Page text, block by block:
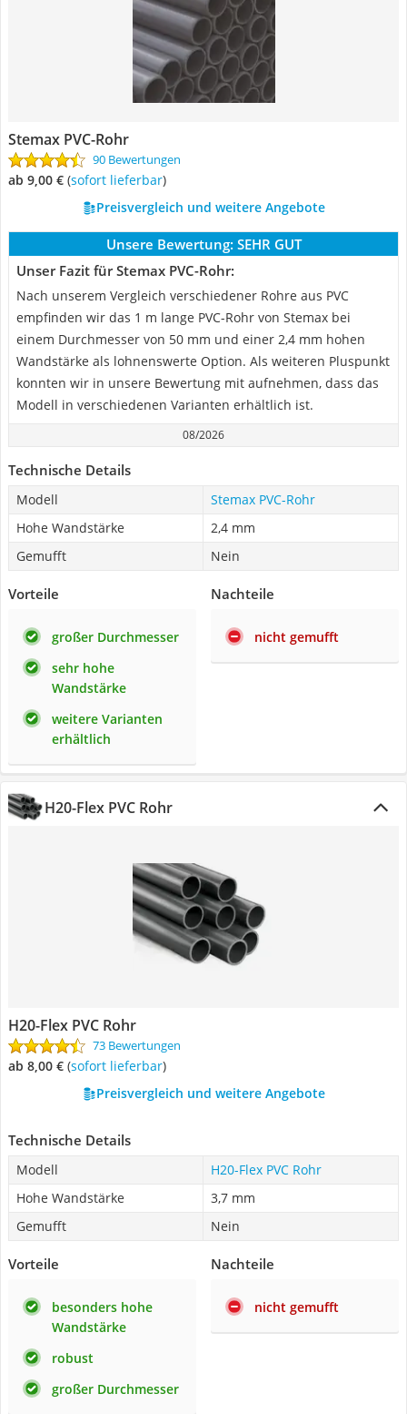
Stemax PVC-Rohr
90 Bewertungen
ab 9,00 € ( Sofort lieferbar)
Preisvergleich und weitere Angebote
Unsere Bewertung: SEHR GUT
Unser Fazit für Stemax PVC-Rohr:
Nach unserem Vergleich verschiedener Rohre aus PVC
empfinden wir das 1 m lange PVC-Rohr von Stemax bei
einem Durchmesser von 50 mm und einer 2,4 mm hohen
Wandstärke als lohnenswerte Option. Als weiteren Pluspunkt
konnten wir in unsere Bewertung mit aufnehmen, dass das
Modell in verschiedenen Varianten erhältlich ist.
08/2026
Technische Details
Modell
Stemax PVC-Rohr
Hohe Wandstärke
2,4 mm
Gemufft
Nein
Vorteile
großer Durchmesser
sehr hohe
Wandstärke
weitere Varianten
erhältlich
Nachteile
nicht gemufft
H20-Flex PVC Rohr
H20-Flex PVC Rohr
73 Bewertungen
ab 8,00 € ( Sofort lieferbar)
Preisvergleich und weitere Angebote
Technische Details
Modell
H20-Flex PVC Rohr
Hohe Wandstärke
3,7 mm
Gemufft
Nein
Vorteile
besonders hohe
Wandstärke
robust
großer Durchmesser
Nachteile
nicht gemufft